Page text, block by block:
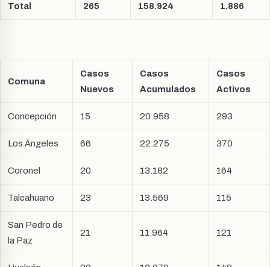
Total 265 158.924 1.886
Comuna
Casos
Nuevos
Casos
Acumulados
Casos
Activos
Concepción 15 20.958 293
Los Ángeles 66 22.275 370
Coronel 20 13.182 164
Talcahuano 23 13.569 115
San Pedro de
la Paz
21 11.964 121